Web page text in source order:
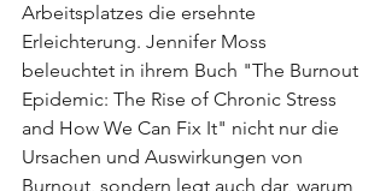
Arbeitsplatzes die ersehnte
Erleichterung. Jennifer Moss
beleuchtet in ihrem Buch "The Burnout
Epidemic: The Rise of Chronic Stress
and How We Can Fix It" nicht nur die
Ursachen und Auswirkungen von
Burnout, sondern legt auch dar, warum